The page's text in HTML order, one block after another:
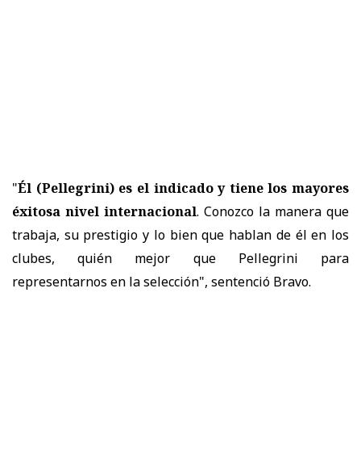
"Él (Pellegrini) es el indicado y tiene los mayores
éxitosa nivel internacional. Conozco la manera que
trabaja, su prestigio y lo bien que hablan de él en los
clubes, quién mejor que Pellegrini para
representarnos en la selección", sentenció Bravo.